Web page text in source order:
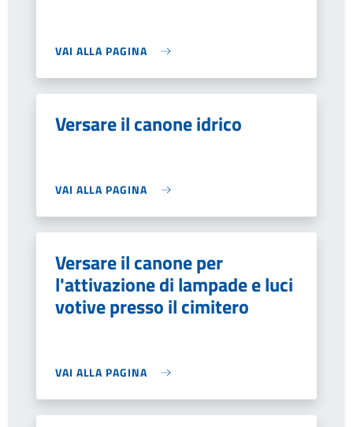
VAI ALLA PAGINA
Versare il canone idrico
VAI ALLA PAGINA
Versare il canone per
l'attivazione di lampade e luci
votive presso il cimitero
VAI ALLA PAGINA